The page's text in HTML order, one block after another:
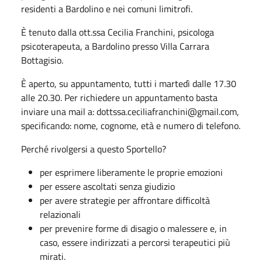
residenti a Bardolino e nei comuni limitrofi.
È tenuto dalla ott.ssa Cecilia Franchini, psicologa
psicoterapeuta, a Bardolino presso Villa Carrara
Bottagisio.
È aperto, su appuntamento, tutti i martedì dalle 17.30
alle 20.30. Per richiedere un appuntamento basta
inviare una mail a: dottssa.ceciliafranchini@gmail.com,
specificando: nome, cognome, età e numero di telefono.
Perché rivolgersi a questo Sportello?
per esprimere liberamente le proprieemozioni
per essere ascoltati senza giudizio
per avere strategie per affrontaredifficoltà
relazionali
per prevenire forme di disagio o malessere e, in
caso, essere indirizzati a percorsi terapeutici più
mirati.